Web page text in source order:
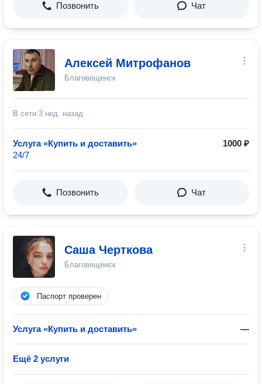
Позвонить Чат
Алексей Митрофанов
Благовещенск
В сети 3 нед. назад
Услуга «Купить и доставить»
1000 ₽
24/7
Позвонить Чат
Саша Черткова
Благовещенск
Паспорт проверен
Услуга «Купить и доставить» —
Ещё 2 услуги